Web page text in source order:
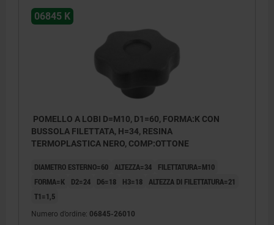
06845 K
POMELLO A LOBI D=M10, D1=60, FORMA:K CON
BUSSOLA FILETTATA, H=34, RESINA
TERMOPLASTICA NERO, COMP:OTTONE
DIAMETRO ESTERNO=60 ALTEZZA=34
FILETTATURA=M10
FORMA=K
D2=24 D6=18 H3=18 ALTEZZA DI FILETTATURA=21
T1=1,5
Numero d’ordine: 06845-26010